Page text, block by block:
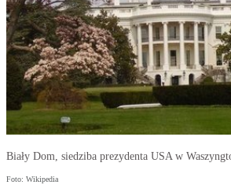
Biały Dom, siedziba prezydenta USA w
Foto: Wikipedia